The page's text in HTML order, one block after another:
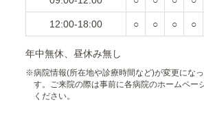
12:00-18:00 ○ ○ ○ ○
年中無休、昼休み無し
※病院情報(所在地や診療時間など)が変更にな
す。ご来院の際は事前に各病院のホームペー
ください。